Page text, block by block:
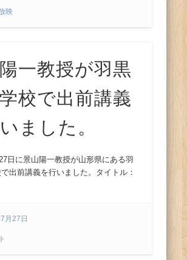
映
一教授が羽黒
校で出前講義
ました。
日に景山陽一教授が山形県にある羽
出前講義を行いました。タイトル：
月27日